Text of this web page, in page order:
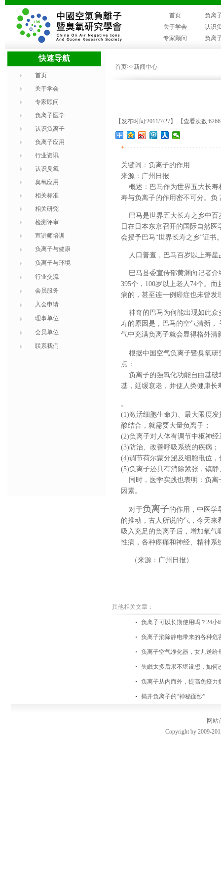
首页
负离
关于学会
认识
专家顾问
负离
快速导航
首页
关于学会
专家顾问
负离子医学
认识负离子
负离子应用
行业资讯
认识臭氧
臭氧应用
相关标准
相关研究
检测评审
宣讲师培训
负离子与健康
负离子与环境
行业交流
会员服务
入会申请
理事单位
会员单位
联系我们
首页>>新闻中心
【发布时间:2011/7/27】 【查看次数
+
关键词：负离子的作用
来源：广州日报
概述：巴马作为世界五大长寿
寿与负离子的作用密不可分。负
巴马是世界五大长寿之乡中百
日在日本东京召开的国际自然
会授予巴马“世界长寿之乡”证书
人口普查，巴马百岁以上寿星
巴马县委宣传部黄渊向记者介
395个，100岁以上老人74个。
病的，甚至连一例癌症也未曾发
神奇的巴马为何能出现如此众
寿的原因是，巴马的空气清新，
气中充满负离子就会显得格外清
根据中国空气负离子暨臭氧研
点：
负离子的强氧化功能自由基破
基，延缓衰老，并使人类健康长
。
(1)激活细胞生命力、最大限度
酸结合，就需要大量负离子；
(2)负离子对人体有调节中枢神
(3)防治、改善呼吸系统的疾病；
(4)调节荷尔蒙分泌及细胞电位
(5)负离子还具有消除紧张，镇
同时，医学实践也表明： 负离
因素。
对于负离子的作用，中医学
的推动，古人所说的气，今天
吸入充足的负离子后，增加氧气
性病，各种疼痛和神经、精神系
（来源：广州日报）
其他相关文章：
负离子可以长期使用吗？24小
负离子消除静电带来的各种危
负离子空气净化器，女儿送给
失眠太多后果不堪设想，如何
负离子从内而外，提高免疫力
揭开负离子的“神秘面纱”
网站
Copyright by 2009-